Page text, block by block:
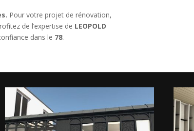
Pour votre projet de rénovation,
de l’expertise de LEOPOLD
dans le 78.